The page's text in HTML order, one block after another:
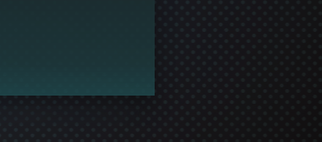
en deel te nemen aan de